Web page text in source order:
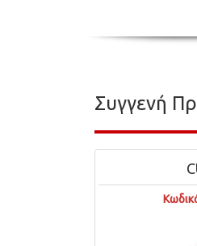
Συγγενή